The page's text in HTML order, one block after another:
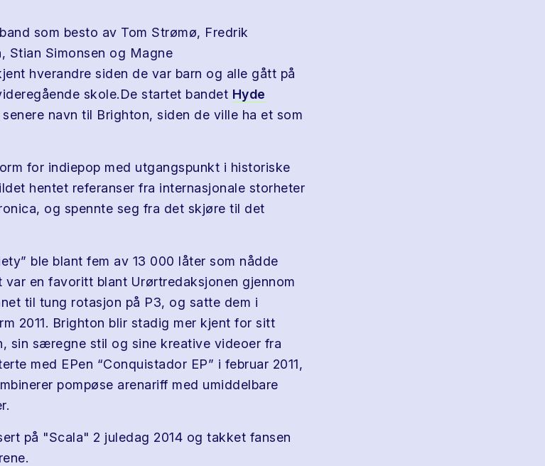
som besto av Tom Strømø, Fredrik
Stian Simonsen og Magne
hverandre siden de var barn og alle gått på
skole.De startet bandet Hyde
navn til Brighton, siden de ville ha et som
for indiepop med utgangspunkt i historiske
hentet referanser fra internasjonale storheter
og spennte seg fra det skjøre til det
ble blant fem av 13 000 låter som nådde
var en favoritt blant Urørtredaksjonen gjennom
til tung rotasjon på P3, og satte dem i
2011. Brighton blir stadig mer kjent for sitt
sin særegne stil og sine kreative videoer fra
med EPen “Conquistador EP” i februar 2011,
pompøse arenariff med umiddelbare
på "Scala" 2 juledag 2014 og takket fansen